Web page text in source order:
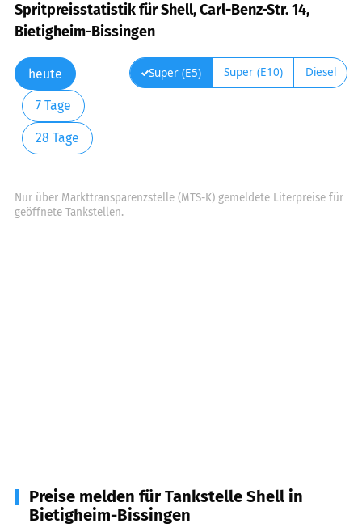
Spritpreisstatistik für Shell, Carl-Benz-Str. 14,
Bietigheim-Bissingen
heute
7 Tage
28 Tage
Super (E5) Super (E10) Diesel
Nur über Markttransparenzstelle (MTS-K) gemeldete Literpreise für
geöffnete Tankstellen.
Preise melden für Tankstelle Shell in
Bietigheim-Bissingen